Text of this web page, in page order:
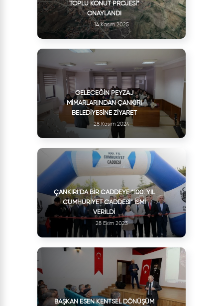
TOPLU KONUT PROJESI”
ONAYLANDI
14 Kasım 2025
GELECEĞIN PEYZAJ
MIMARLARINDAN ÇANKIRI
BELEDIYESINE ZIYARET
28 Kasım 2024
ÇANKIRI’DA BIR CADDEYE “100. YIL
CUMHURIYET CADDESI” İSMI
VERILDI
28 Ekim 2023
BAŞKAN ESEN KENTSEL DÖNÜŞÜM